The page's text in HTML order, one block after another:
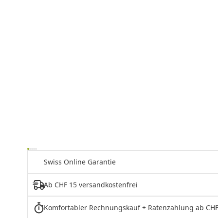
Swiss Online Garantie
Ab CHF 15 versandkostenfrei
Komfortabler Rechnungskauf + Ratenzahlung ab